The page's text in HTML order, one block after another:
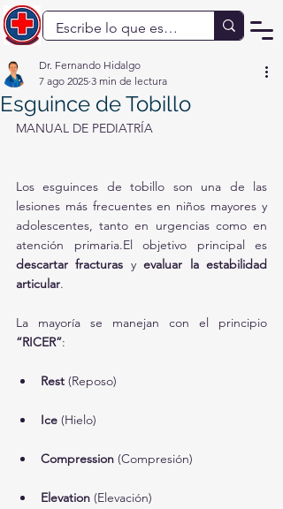
Esguince de Tobillo
Dr. Fernando Hidalgo
7 ago 2025 3 min de lectura
MANUAL DE PEDIATRÍA
Los esguinces de tobillo son una de las
lesiones más frecuentes en niños mayores y
adolescentes, tanto en urgencias como en
descartar fracturas y evaluar la estabilidad
articular.
“RICER”:
Rest (Reposo)
Ice (Hielo)
Compression (Compresión)
Elevation (Elevación)